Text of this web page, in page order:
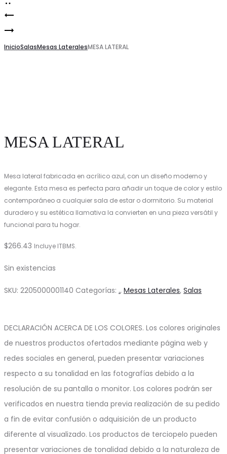
Product
navigation
Menta
Mesa
lateral
InicioSalasMesas LateralesMESA LATERAL
MESA LATERAL
Mesa lateral fabricada en acrílico azul, con un diseño moderno y
elegante. Esta mesa es perfecta para añadir un toque de color y estilo
contemporáneo a cualquier sala de estar o dormitorio. Su material
duradero y su estética llamativa la convierten en una pieza versátil y
funcional para tu hogar.
$266.43 Incluye ITBMS.
Sin existencias
SKU: 2205000001140 Categorías: ., Mesas Laterales, Salas
DECLARACIÓN ACERCA DE LOS COLORES. Los colores originales
de nuestros productos ofertados mediante página web y
redes sociales en general, pueden presentar variaciones
respecto a su tonalidad en las fotografías debido a la
resolución de su pantalla o monitor. Los colores podrán ser
verificados en nuestra tienda previa realización de su pedido
a fin de evitar confusión o adquisición de un producto
diferente al visualizado. Los productos de terciopelo pueden
presentar variaciones de tonalidad debido a la naturaleza de